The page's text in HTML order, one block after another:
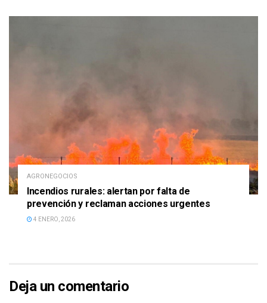
AGRONEGOCIOS
Incendios rurales: alertan por falta de
prevención y reclaman acciones urgentes
4 ENERO, 2026
Deja un comentario